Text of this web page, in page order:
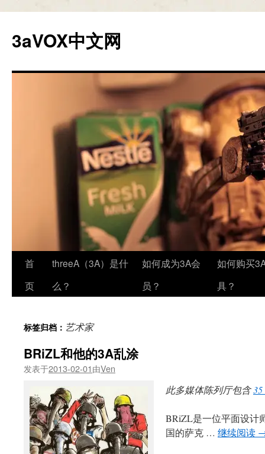
正
文
3aVOX中文网
首
页
threeA（3A）是什
么？
如何成为3A会
员？
如何购买
具？
标签归档： 艺术家
BRiZL和他的3A乱涂
发表于2013-02-01由Ven
此多媒体陈列厅包含
BRiZL是一位平面设计
国的萨克 … 继续阅读